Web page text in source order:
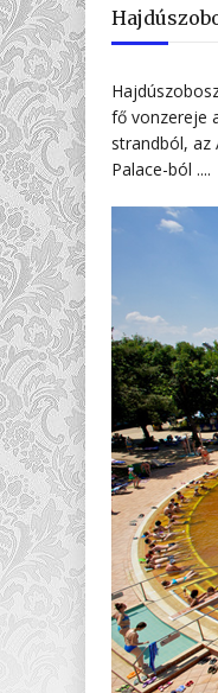
fő vonzereje
strandból, az
Palace-ból ....